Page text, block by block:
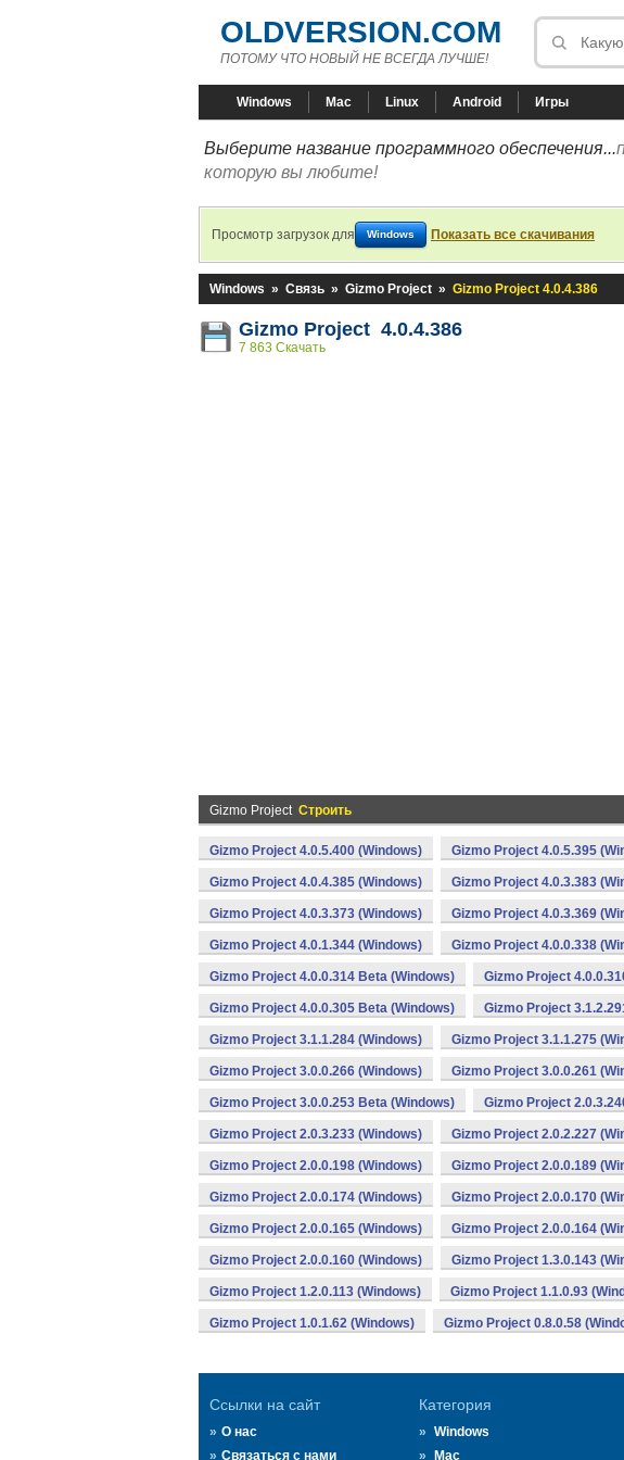
OLDVERSION.COM
ПОТОМУ ЧТО НОВЫЙ НЕ ВСЕГДА ЛУЧШЕ!
Windows Mac Linux Android Игры
Выберите название программного обеспечения...
которую вы любите!
Просмотр загрузок для Windows Показать все скачивания
Windows » Связь » Gizmo Project » Gizmo Project 4.0.4.386
Gizmo Project 4.0.4.386
7 863 Скачать
Gizmo Project Строить
Gizmo Project 4.0.5.400 (Windows) Gizmo Project 4.0.5.395
Gizmo Project 4.0.4.385 (Windows) Gizmo Project 4.0.3.383
Gizmo Project 4.0.3.373 (Windows) Gizmo Project 4.0.3.369
Gizmo Project 4.0.1.344 (Windows) Gizmo Project 4.0.0.338
Gizmo Project 4.0.0.314 Beta (Windows) Gizmo Project
Gizmo Project 4.0.0.305 Beta (Windows) Gizmo Project
Gizmo Project 3.1.1.284 (Windows) Gizmo Project 3.1.1.275
Gizmo Project 3.0.0.266 (Windows) Gizmo Project 3.0.0.261
Gizmo Project 3.0.0.253 Beta (Windows) Gizmo Project
Gizmo Project 2.0.3.233 (Windows) Gizmo Project 2.0.2.227
Gizmo Project 2.0.0.198 (Windows) Gizmo Project 2.0.0.189
Gizmo Project 2.0.0.174 (Windows) Gizmo Project 2.0.0.170
Gizmo Project 2.0.0.165 (Windows) Gizmo Project 2.0.0.164
Gizmo Project 2.0.0.160 (Windows) Gizmo Project 1.3.0.143
Gizmo Project 1.2.0.113 (Windows) Gizmo Project 1.1.0.93
Gizmo Project 1.0.1.62 (Windows) Gizmo Project 0.8.0.58
Ссылки на сайт
О нас
Связаться с нами
Категория
Windows
Mac